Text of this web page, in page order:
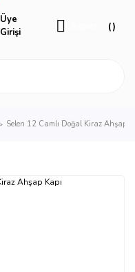
Üye
Girişi
Selen 12 Camlı Doğal Kiraz Ahşap